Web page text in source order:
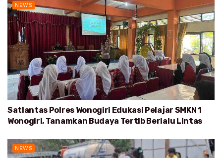
NEWS
Satlantas Polres Wonogiri Edukasi Pelajar SMKN 1
Wonogiri, Tanamkan Budaya Tertib Berlalu Lintas
NEWS